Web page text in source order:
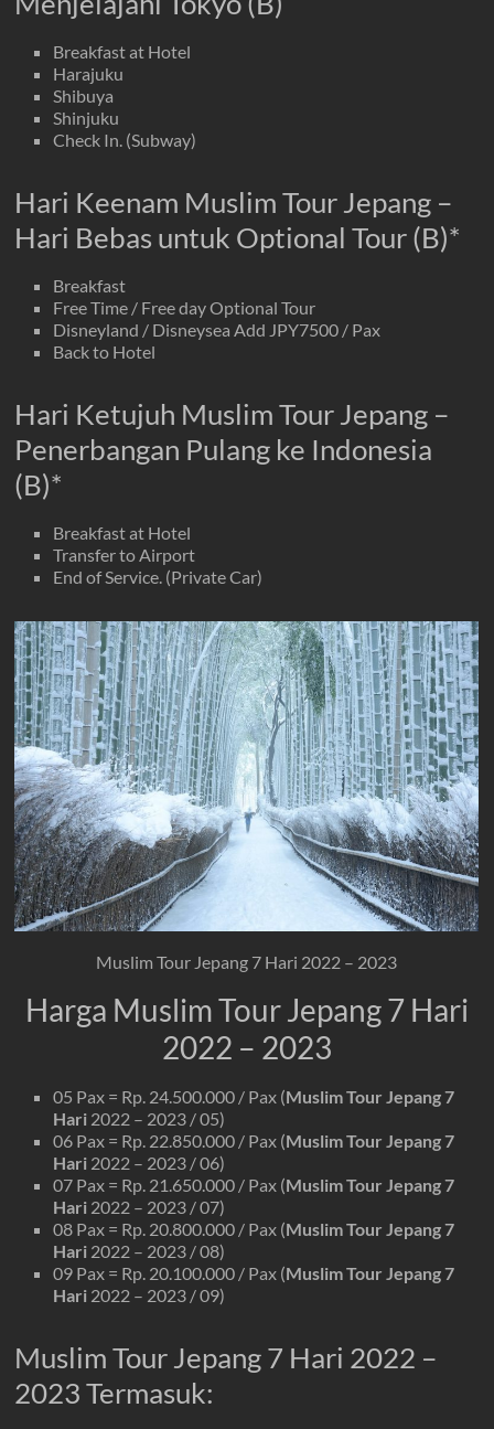
Breakfast at Hotel
Harajuku
Shibuya
Shinjuku
Check In. (Subway)
Hari Keenam Muslim Tour Jepang –
Hari Bebas untuk Optional Tour (B)*
Breakfast
Free Time / Free day Optional Tour
Disneyland / Disneysea Add JPY7500 / Pax
Back to Hotel
Hari Ketujuh Muslim Tour Jepang –
Penerbangan Pulang ke Indonesia
(B)*
Breakfast at Hotel
Transfer to Airport
End of Service. (Private Car)
Muslim Tour Jepang 7 Hari 2022 – 2023
Harga Muslim Tour Jepang 7 Hari
2022 – 2023
05 Pax = Rp. 24.500.000 / Pax (Muslim Tour Jepang 7
Hari 2022 – 2023 / 05)
06 Pax = Rp. 22.850.000 / Pax (Muslim Tour Jepang 7
Hari 2022 – 2023 / 06)
07 Pax = Rp. 21.650.000 / Pax (Muslim Tour Jepang 7
Hari 2022 – 2023 / 07)
08 Pax = Rp. 20.800.000 / Pax (Muslim Tour Jepang 7
Hari 2022 – 2023 / 08)
09 Pax = Rp. 20.100.000 / Pax (Muslim Tour Jepang 7
Hari 2022 – 2023 / 09)
Muslim Tour Jepang 7 Hari 2022 –
2023 Termasuk: